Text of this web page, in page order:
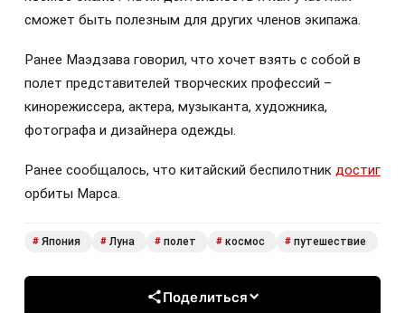
сможет быть полезным для других членов экипажа.
Ранее Маэдзава говорил, что хочет взять с собой в
полет представителей творческих профессий –
кинорежиссера, актера, музыканта, художника,
фотографа и дизайнера одежды.
Ранее сообщалось, что китайский беспилотник достиг
орбиты Марса.
# Япония # Луна # полет # космос # путешествие
Поделиться